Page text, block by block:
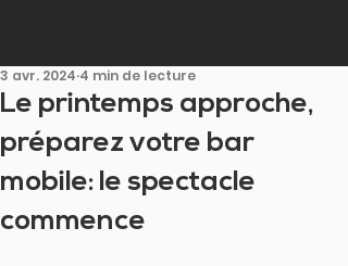
Le printemps approche,
préparez votre bar
mobile: le spectacle
commence
3 avr. 2024 4 min de lecture